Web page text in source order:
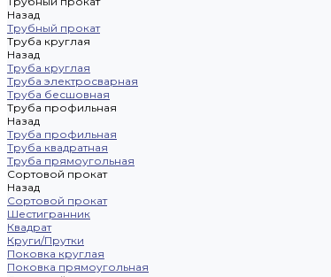
Назад
Трубный прокат
Труба круглая
Назад
Труба круглая
Труба электросварная
Труба бесшовная
Труба профильная
Назад
Труба профильная
Труба квадратная
Труба прямоугольная
Сортовой прокат
Назад
Сортовой прокат
Шестигранник
Квадрат
Круги/Прутки
Поковка круглая
Поковка прямоугольная